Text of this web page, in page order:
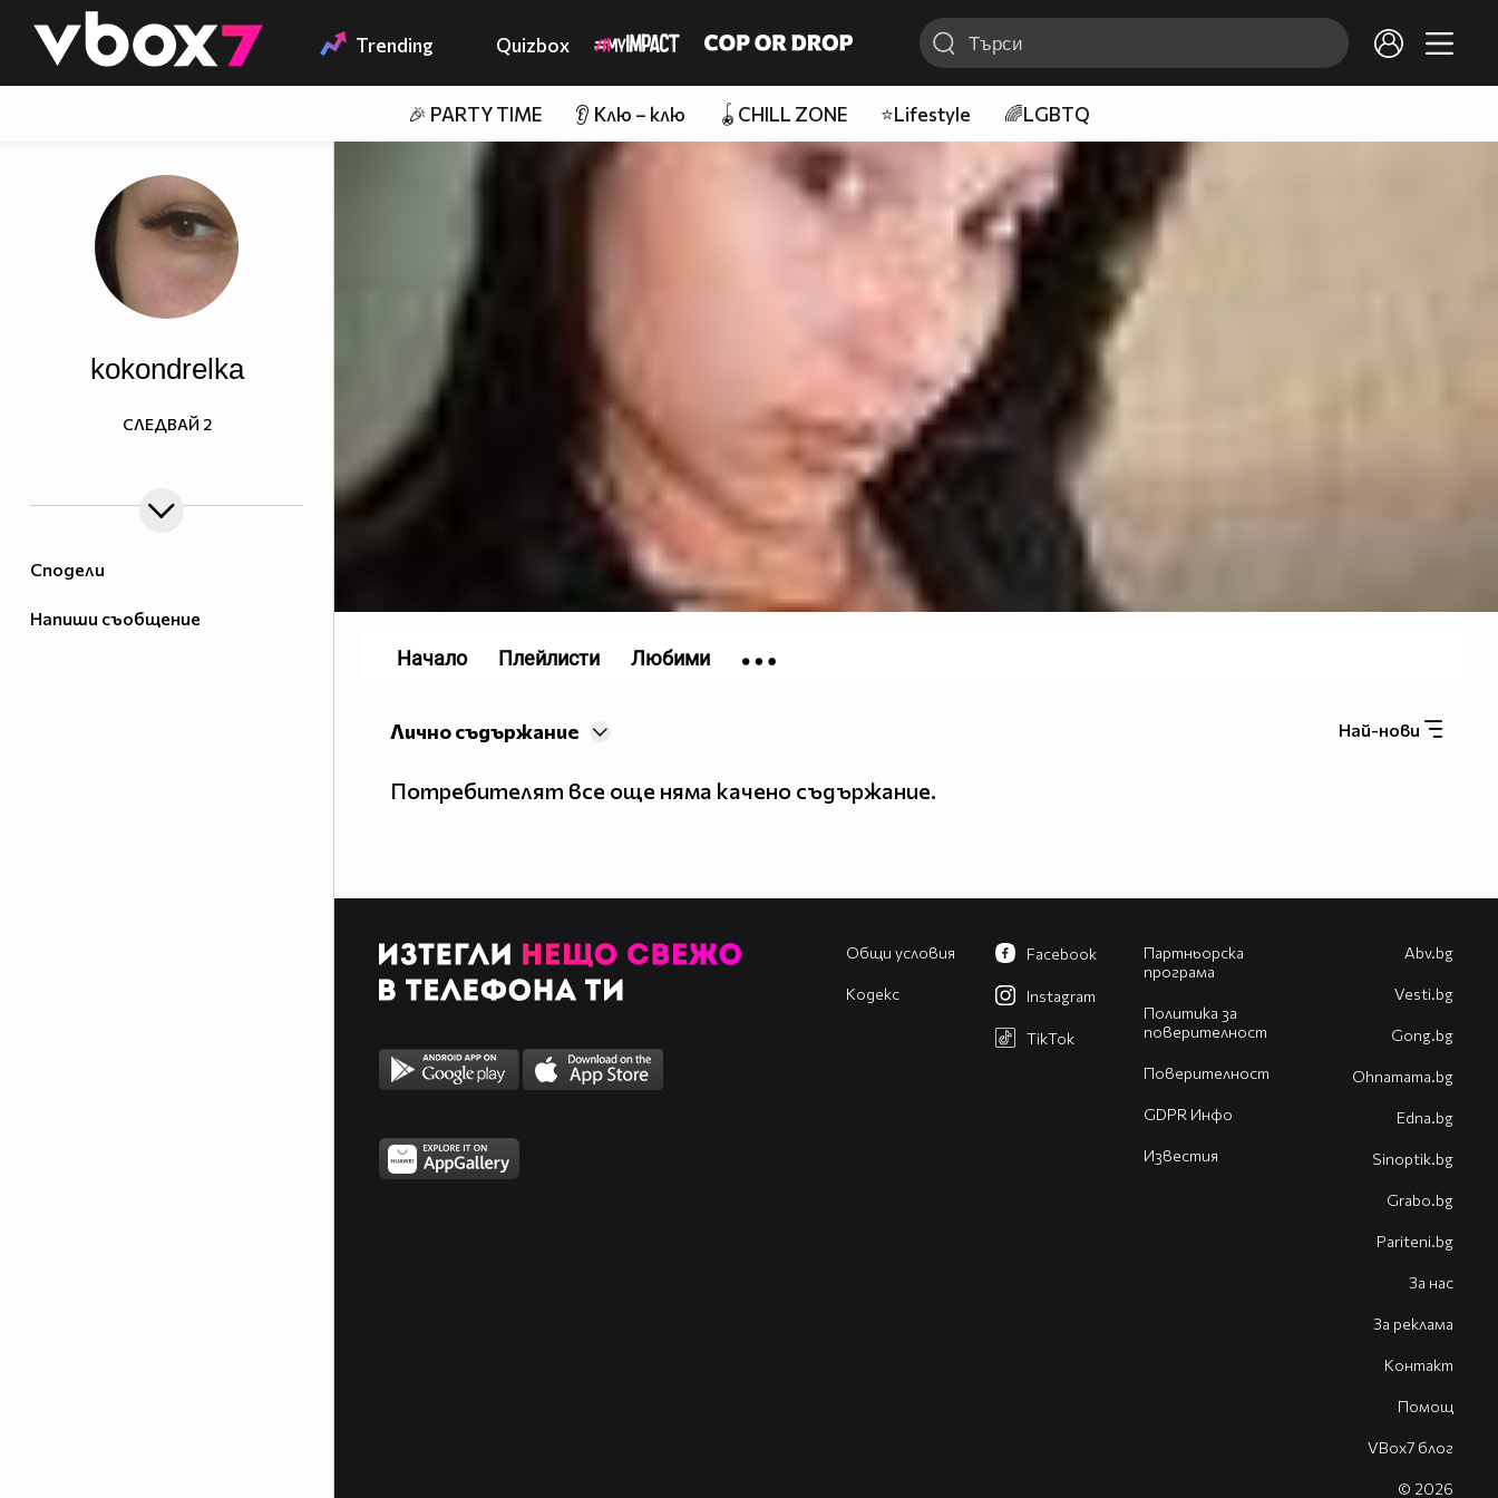
👾 Trending Quizbox
🎉 PARTY TIME 👂 Клю – клю 🪀CHILL ZONE ⭐Lifestyle 🌈LGBTQ
Сподели
Напиши съобщение
kokondrelka
СЛЕДВАЙ 2
Най-нови
Лично съдържание
Потребителят все още няма качено съдържание.
Начало Плейлисти Любими
Общи условия
Кодекс
Партньорска
програма
Политика за
поверителност
Поверителност
GDPR Инфо
Известия
Facebook
Instagram
TikTok
Abv.bg
Vesti.bg
Gong.bg
Оhnamama.bg
Edna.bg
Sinoptik.bg
Grabo.bg
Pariteni.bg
За нас
За реклама
Контакт
Помощ
VBox7 блог
© 2026